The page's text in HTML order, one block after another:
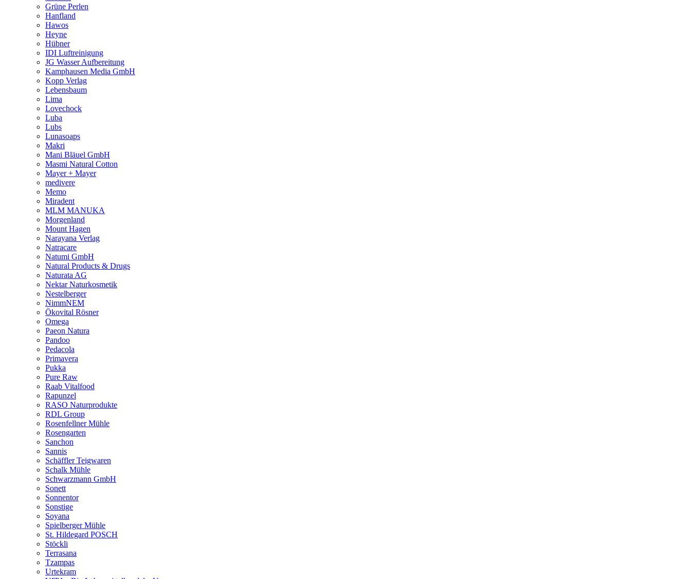
Grüne Perlen
Hanfland
Hawos
Heyne
Hübner
IDI Luftreinigung
JG Wasser Aufbereitung
Kamphausen Media GmbH
Kopp Verlag
Lebensbaum
Lima
Lovechock
Luba
Lubs
Lunasoaps
Makri
Mani Bläuel GmbH
Masmi Natural Cotton
Mayer + Mayer
medivere
Memo
Miradent
MLM MANUKA
Morgenland
Mount Hagen
Narayana Verlag
Natracare
Natumi GmbH
Natural Products & Drugs
Naturata AG
Nektar Naturkosmetik
Nestelberger
NimmNEM
Ökovital Rösner
Omega
Paeon Natura
Pandoo
Pedacola
Primavera
Pukka
Pure Raw
Raab Vitalfood
Rapunzel
RASO Naturprodukte
RDL Group
Rosenfellner Mühle
Rosengarten
Sanchon
Sannis
Schäffler Teigwaren
Schalk Mühle
Schwarzmann GmbH
Sonett
Sonnentor
Sonstige
Soyana
Spielberger Mühle
St. Hildegard POSCH
Stöckli
Terrasana
Tzampas
Urtekram